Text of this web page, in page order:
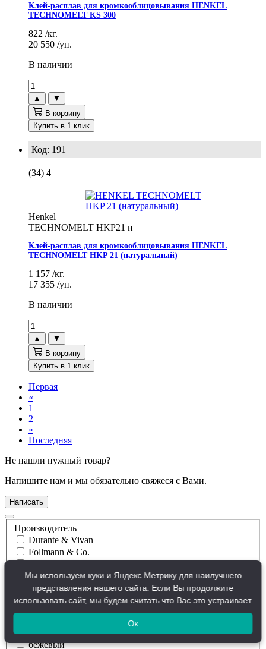
Клей-расплав для кромкооблицовывания HENKEL
TECHNOMELT KS 300
822 /кг.
20 550 /уп.
В наличии
▲
▼
В корзину
Купить в 1 клик
Код: 191
(34) 4
Henkel
TECHNOMELT HKP21 н
Клей-расплав для кромкооблицовывания HENKEL
TECHNOMELT HKP 21 (натуральный)
1 157 /кг.
17 355 /уп.
В наличии
▲
▼
В корзину
Купить в 1 клик
Первая
«
1
2
»
Последняя
Не нашли нужный товар?
Напишите нам и мы обязательно свяжеся с Вами.
Написать
Производитель
Durante & Vivan
Follmann & Co.
Holz-R
Kleiberit
Желтый прозрачный
бежевый
Мы используем куки и Яндекс Метрику для наилучшего
представления нашего сайта. Если Вы продолжите
использовать сайт, мы будем считать что Вас это устраивает.
Ок